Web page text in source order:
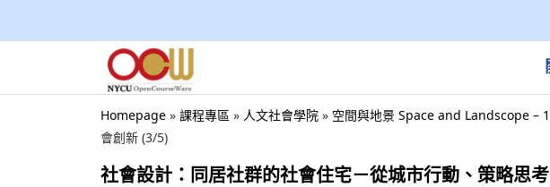
Homepage » 課程專區 » 人文社會學院 » 空間與地景 Space and Landscope –
會創新 (3/5)
社會設計：同居社群的社會住宅－從城市行動、策略思